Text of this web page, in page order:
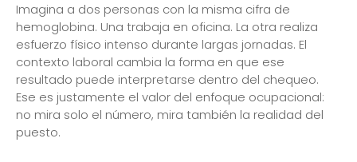
Imagina a dos personas con la misma cifra de
hemoglobina. Una trabaja en oficina. La otra realiza
esfuerzo físico intenso durante largas jornadas. El
contexto laboral cambia la forma en que ese
resultado puede interpretarse dentro del chequeo.
Ese es justamente el valor del enfoque ocupacional:
no mira solo el número, mira también la realidad del
puesto.